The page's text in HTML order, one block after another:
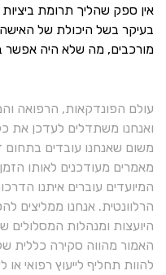
אין ספק שהליך תרומת
בעיקר בשל היכולת של האישה
מורכבים, מה שלא היה אפשר
עולם הפונדקאות, הרפואה
ואנחנו משתדלים לעדכן את
משום שאנחנו עובדים בתחום
מאמרים מעודכנים לאותו
המיועדים עוברים איתנו
הרלוונטית. אנחנו ממליצים
היועצות ומנהלות המסלולים
האמור מהווה סקירה כללית של
להוות תחליף לייעוץ רפואי או